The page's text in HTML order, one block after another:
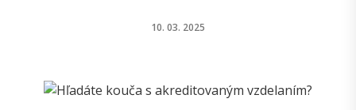
10. 03. 2025